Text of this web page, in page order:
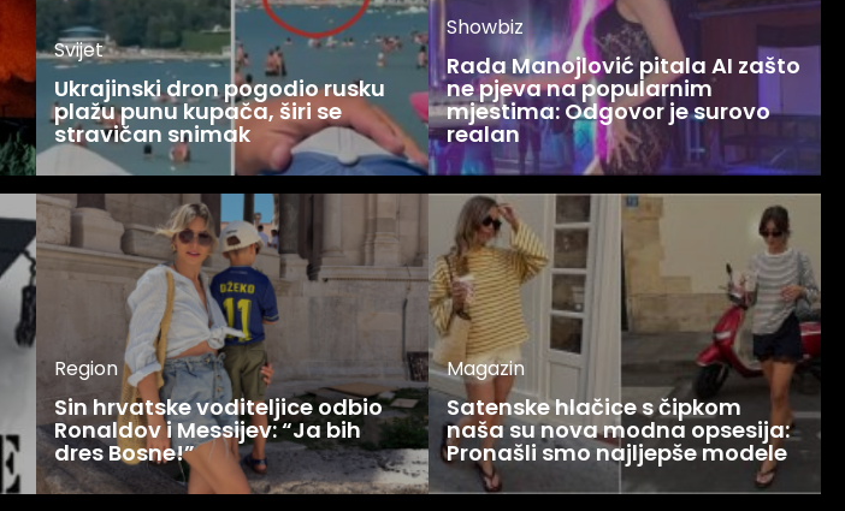
Svijet
Ukrajinski dron pogodio rusku
plažu punu kupača, širi se
stravičan snimak
Region
Sin hrvatske voditeljice odbio
Ronaldov i Messijev: “Ja bih
dres Bosne!”
Showbiz
Rada Manojlović pitala AI zašto
ne pjeva na popularnim
mjestima: Odgovor je surovo
realan
Magazin
Satenske hlačice s čipkom
naša su nova modna opsesija:
Pronašli smo najljepše modele